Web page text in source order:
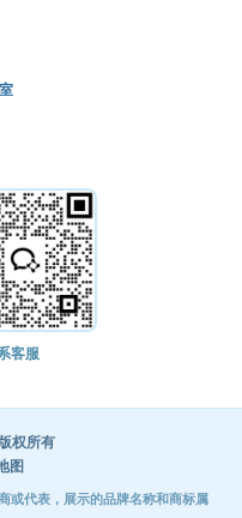
客服
权所有
图
或代表，展示的品牌名称和商标属